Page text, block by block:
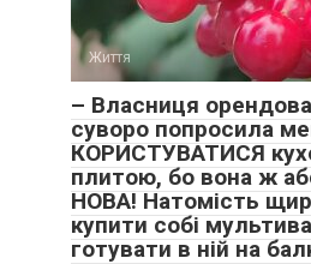
Життя
– Власниця
суворо попросила
КОРИСТУВАТИСЯ
плитою, бо вона ж
НОВА! Натомість
купити собі
готувати в ній на